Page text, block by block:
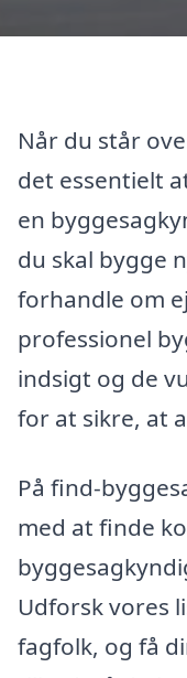
Når du står
det essentielt
en
du skal bygge
forhandle om
professionel
indsigt og de
for at sikre, at
På find-
med at finde
Udforsk vores
fagfolk, og få